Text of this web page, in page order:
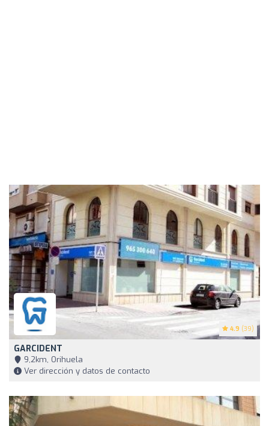
4.9 (39)
GARCIDENT
9,2km, Orihuela
Ver dirección y datos de contacto